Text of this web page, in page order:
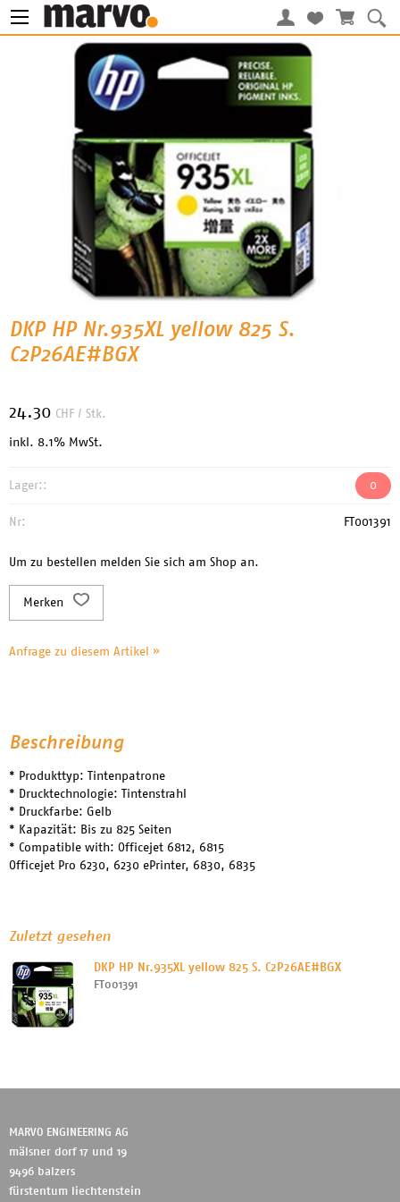
DKP HP Nr.935XL yellow 825 S.
C2P26AE#BGX
24.30 CHF / Stk.
inkl. 8.1% MwSt.
Lager:: 0
Nr: FT001391
Um zu bestellen melden Sie sich am Shop an.
Merken
Anfrage zu diesem Artikel »
Beschreibung
* Produkttyp: Tintenpatrone
* Drucktechnologie: Tintenstrahl
* Druckfarbe: Gelb
* Kapazität: Bis zu 825 Seiten
* Compatible with: Officejet 6812, 6815
Officejet Pro 6230, 6230 ePrinter, 6830, 6835
Zuletzt gesehen
DKP HP Nr.935XL yellow 825 S. C2P26AE#BGX
FT001391
MARVO ENGINEERING AG
mälsner dorf 17 und 19
9496 balzers
fürstentum liechtenstein